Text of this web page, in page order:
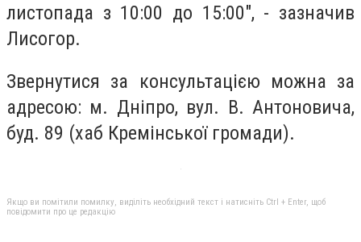
листопада з 10:00 до 15:00", - зазначив
Лисогор.
Звернутися за консультацією можна за
адресою: м. Дніпро, вул. В. Антоновича,
буд. 89 (хаб Кремінської громади).
Якщо ви помітили помилку, виділіть необхідний текст і натисніть Ctrl + Enter, щоб
повідомити про це редакцію